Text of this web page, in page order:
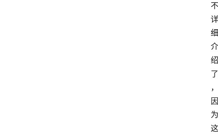
不
详
细
介
绍
了
，
因
为
这